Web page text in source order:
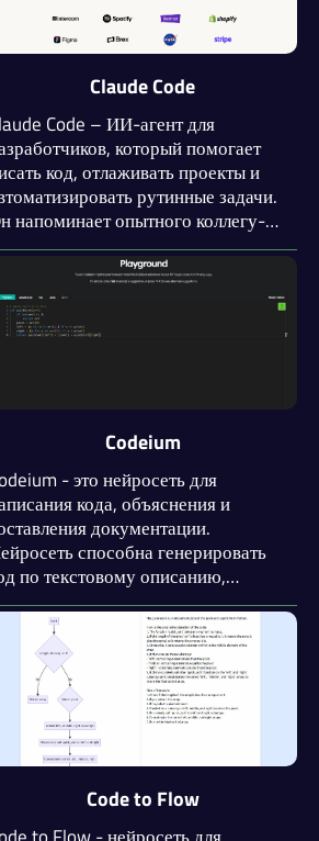
Claude Code
Code – ИИ-агент для
который помогает
код, отлаживать проекты и
рутинные задачи.
напоминает опытного коллегу-
который всегда рядом
и готов подсказать, как исправить
ошибку или ускорить работу. Именно
такую поддержку предоставляет
Claude Code.
Codeium
- это нейросеть для
кода, объяснения и
документации.
способна генерировать
по текстовому описанию,
его, написать тесты и
поиск решения по
собственной базе. Codeium
поддерживает более 70 языков
программирования, включая Python,
HTML, JS, и отличается высокой
скоростью работы. Инструмент
в виде веб-приложения,
расширения для среды разработки
Code to Flow